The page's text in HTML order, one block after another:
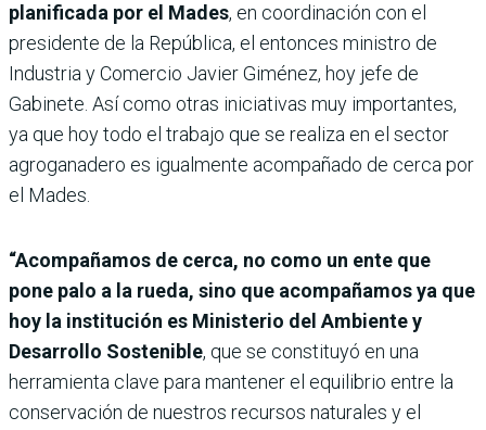
planificada por el Mades, en coordinación con el
presidente de la República, el entonces ministro de
Industria y Comercio Javier Giménez, hoy jefe de
Gabinete. Así como otras iniciativas muy importantes,
ya que hoy todo el trabajo que se realiza en el sector
agroganadero es igualmente acompañado de cerca por
el Mades.
“Acompañamos de cerca, no como un ente que
pone palo a la rueda, sino que acompañamos ya que
hoy la institución es Ministerio del Ambiente y
Desarrollo Sostenible, que se constituyó en una
herramienta clave para mantener el equilibrio entre la
conservación de nuestros recursos naturales y el